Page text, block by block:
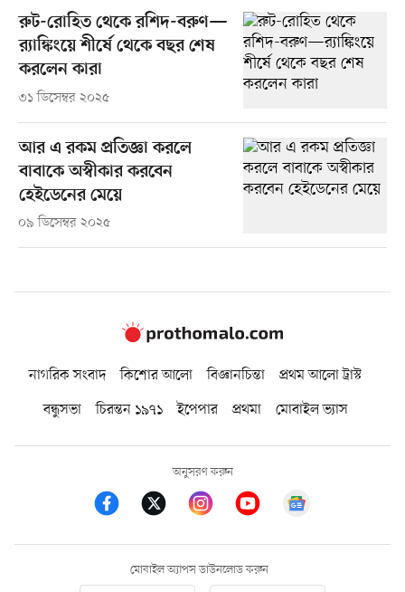
রুট-রোহিত থেকে রশিদ-বরুণ—
র‌্যাঙ্কিংয়ে শীর্ষে থেকে বছর শেষ
করলেন কারা
৩১ ডিসেম্বর ২০২৫
আর এ রকম প্রতিজ্ঞা করলে
বাবাকে অস্বীকার করবেন
হেইডেনের মেয়ে
০৯ ডিসেম্বর ২০২৫
নাগরিক সংবাদ কিশোর আলো বিজ্ঞানচিন্তা
প্রথম আলো ট্রাস্ট
বন্ধুসভা
চিরন্তন ১৯৭১ ইপেপার প্রথমা মোবাইল ভ্যাস
অনুসরণ করুন
মোবাইল অ্যাপস ডাউনলোড করুন